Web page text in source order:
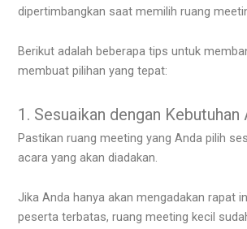
dipertimbangkan saat memilih ruang
Berikut adalah beberapa tips untuk
membuat pilihan yang tepat:
1. Sesuaikan dengan Kebutuhan
Pastikan ruang meeting yang Anda pilih
acara yang akan diadakan.
Jika Anda hanya akan mengadakan rapat
peserta terbatas, ruang meeting kecil